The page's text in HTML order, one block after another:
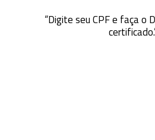
“Digite seu CPF e faça o